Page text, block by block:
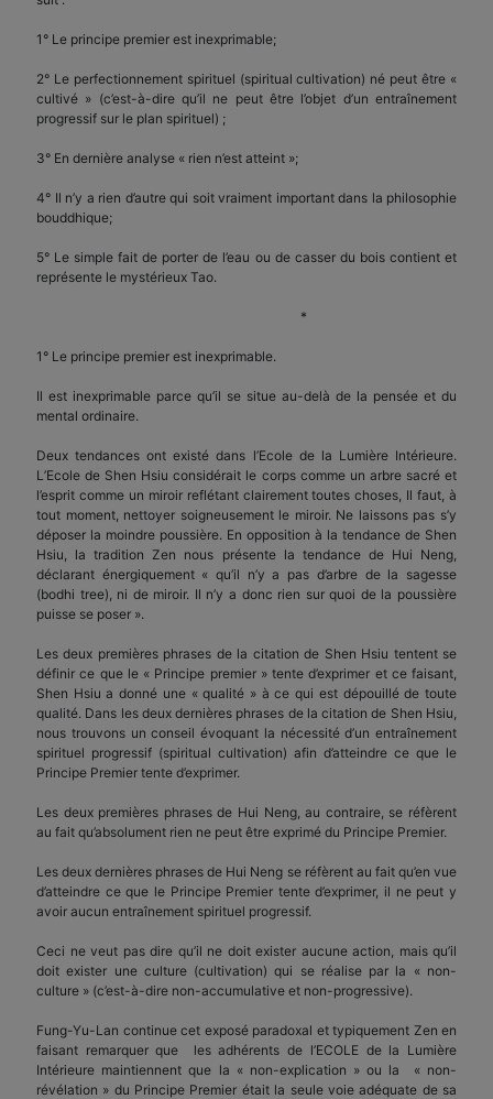
1° Le principe premier est inexprimable;
2° Le perfectionnement spirituel (spiritual cultivation) né peut être «
cultivé » (c’est-à-dire qu’il ne peut être l’objet d’un entraînement
progressif sur le plan spirituel) ;
3° En dernière analyse « rien n’est atteint »;
4° Il n’y a rien d’autre qui soit vraiment important dans la philosophie
bouddhique;
5° Le simple fait de porter de l’eau ou de casser du bois contient et
représente le mystérieux Tao.
*
1° Le principe premier est inexprimable.
Il est inexprimable parce qu’il se situe au-delà de la pensée et du
mental ordinaire.
Deux tendances ont existé dans l’Ecole de la Lumière Intérieure.
L’Ecole de Shen Hsiu considérait le corps comme un arbre sacré et
l’esprit comme un miroir reflétant clairement toutes choses, Il faut, à
tout moment, nettoyer soigneusement le miroir. Ne laissons pas s’y
déposer la moindre poussière. En opposition à la tendance de Shen
Hsiu, la tradition Zen nous présente la tendance de Hui Neng,
déclarant énergiquement « qu’il n’y a pas d’arbre de la sagesse
(bodhi tree), ni de miroir. Il n’y a donc rien sur quoi de la poussière
puisse se poser ».
Les deux premières phrases de la citation de Shen Hsiu tentent se
définir ce que le « Principe premier » tente d’exprimer et ce faisant,
Shen Hsiu a donné une « qualité » à ce qui est dépouillé de toute
qualité. Dans les deux dernières phrases de la citation de Shen Hsiu,
nous trouvons un conseil évoquant la nécessité d’un entraînement
spirituel progressif (spiritual cultivation) afin d’atteindre ce que le
Principe Premier tente d’exprimer.
Les deux premières phrases de Hui Neng, au contraire, se réfèrent
au fait qu’absolument rien ne peut être exprimé du Principe Premier.
Les deux dernières phrases de Hui Neng se réfèrent au fait qu’en vue
d’atteindre ce que le Principe Premier tente d’exprimer, il ne peut y
avoir aucun entraînement spirituel progressif.
Ceci ne veut pas dire qu’il ne doit exister aucune action, mais qu’il
doit exister une culture (cultivation) qui se réalise par la « non-
culture » (c’est-à-dire non-accumulative et non-progressive).
Fung-Yu-Lan continue cet exposé paradoxal et typiquement Zen en
faisant remarquer que les adhérents de l’ECOLE de la Lumière
Intérieure maintiennent que la « non-explication » ou la « non-
révélation » du Principe Premier était la seule voie adéquate de sa